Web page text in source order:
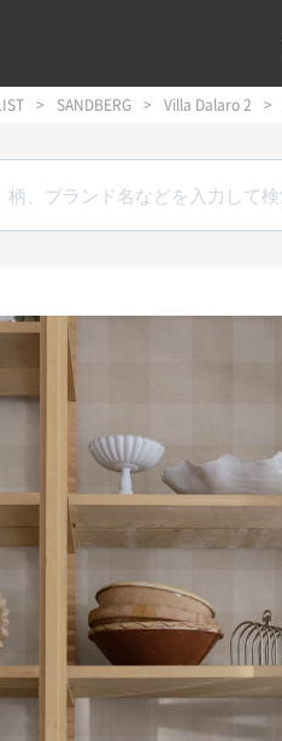
ションへジャンプ
ジャンプ
SANDBERG Villa Dalaro 2